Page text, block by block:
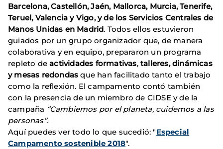
Barcelona, Castellón, Jaén, Mallorca, Murcia, Tenerife,
Teruel, Valencia y Vigo, y de los Servicios Centrales de
Manos Unidas en Madrid. Todos ellos estuvieron
guiados por un grupo organizador que, de manera
colaborativa y en equipo, prepararon un programa
repleto deactividades formativas,talleres, dinámicas
y mesas redondas que han facilitado tanto el trabajo
como la reflexión. El campamento contó también
con la presencia de un miembro de CIDSE y de la
campaña “Cambiemos por el planeta, cuidemos a las
personas”.
Aquí puedes ver todo lo que sucedió: "Especial
Campamento sostenible 2018".